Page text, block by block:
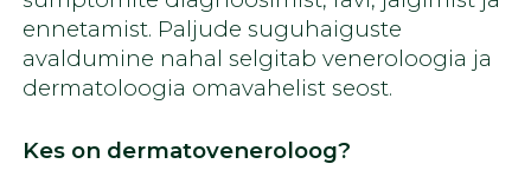
ennetamist. Paljude suguhaiguste
avaldumine nahal selgitab veneroloogia ja
dermatoloogia omavahelist seost.
Kes on dermatoveneroloog?